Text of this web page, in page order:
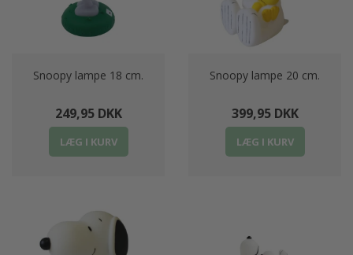
Snoopy lampe 18 cm.
249,95 DKK
LÆG I KURV
Snoopy lampe 20 cm.
399,95 DKK
LÆG I KURV